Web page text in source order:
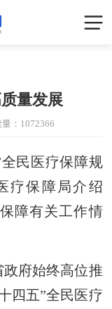
量发展
： 1072366
民医疗保障规
疗保障局介绍
障有关工作情
府始终高位推
四五”全民医疗